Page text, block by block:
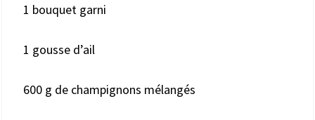
1 bouquet garni
1 gousse d’ail
600 g de champignons mélangés